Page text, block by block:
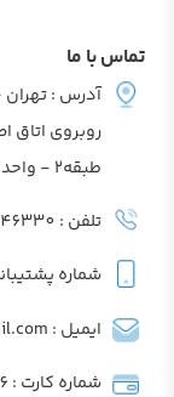
تماس با ما
آدرس : تهران
طبقه2 - واحد7
تلفن : 88146330 - 88146323
شماره پشتیبانی :
ایمیل : tahlildadehins@gmail.com
شماره کارت : 6104338929232656